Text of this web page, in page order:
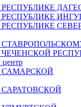
САМАРСКОЙ